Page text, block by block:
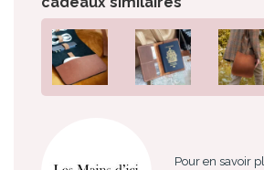
Pour en savoir